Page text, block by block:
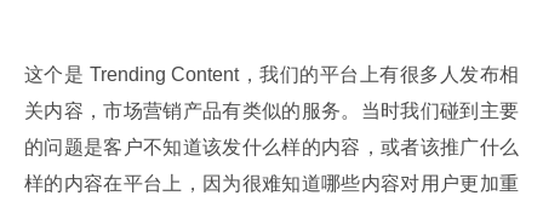
这个是 Trending Content，我们的平台上有很多人发布相
关内容，市场营销产品有类似的服务。当时我们碰到主要
的问题是客户不知道该发什么样的内容，或者该推广什么
样的内容在平台上，因为很难知道哪些内容对用户更加重